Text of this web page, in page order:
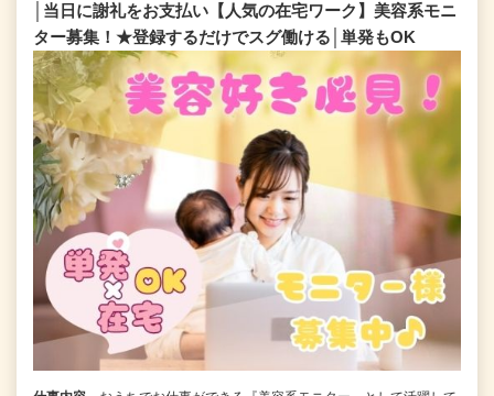
│当日に謝礼をお支払い【人気の在宅ワーク】美容系モニ
ター募集！★登録するだけでスグ働ける│単発もOK